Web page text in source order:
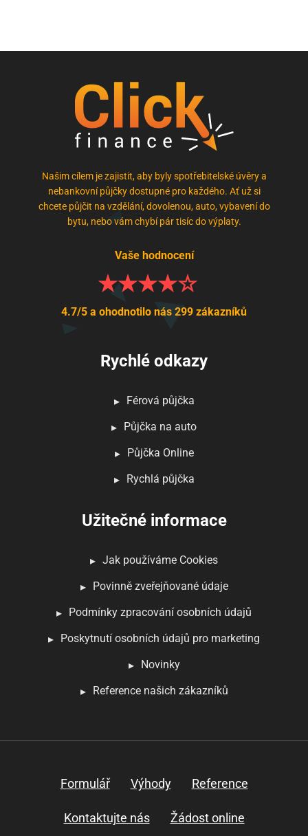
Našim cílem je zajistit, aby byly spotřebitelské úvěry a
nebankovní půjčky dostupné pro každého. Ať už si
chcete půjčit na vzdělání, dovolenou, auto, vybavení do
bytu, nebo vám chybí pár tisíc do výplaty.
Vaše hodnocení
4.7/5 a ohodnotilo nás 299 zákazníků
Rychlé odkazy
Férová půjčka
Půjčka na auto
Půjčka Online
Rychlá půjčka
Užitečné informace
Jak používáme Cookies
Povinně zveřejňované údaje
Podmínky zpracování osobních údajů
Poskytnutí osobních údajů pro marketing
Novinky
Reference našich zákazníků
Formulář Výhody Reference
Kontaktujte nás Žádost online